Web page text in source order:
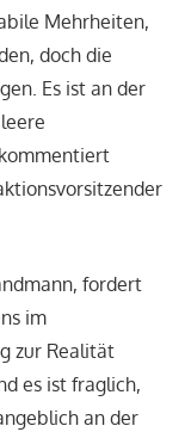
Mehrheiten,
doch die
Es ist an der
fordert
im
zur Realität
es ist fraglich,
an der